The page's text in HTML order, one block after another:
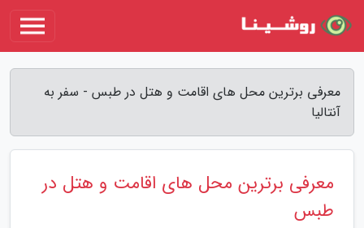
معرفی برترین محل های اقامت و هتل در طبس - سفر به
آنتالیا
معرفی برترین محل های اقامت و هتل در
طبس